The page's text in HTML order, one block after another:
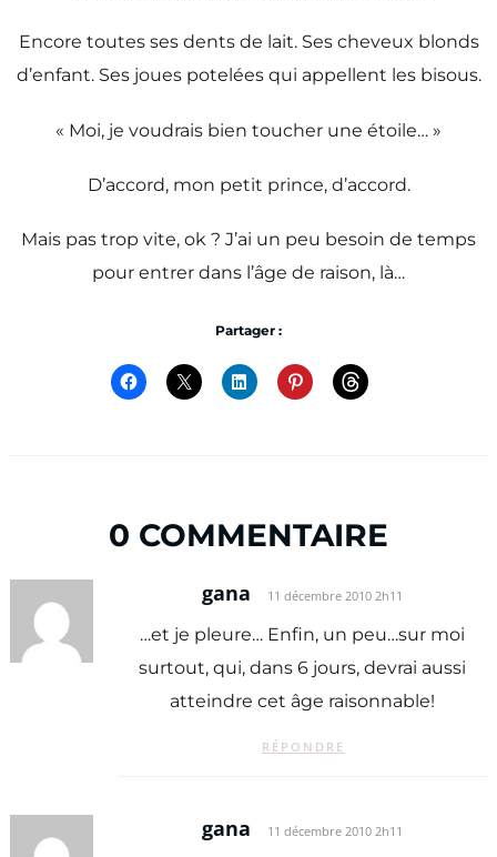
Encore toutes ses dents de lait. Ses cheveux blonds
d’enfant. Ses joues potelées qui appellent les bisous.
« Moi, je voudrais bien toucher une étoile… »
D’accord, mon petit prince, d’accord.
Mais pas trop vite, ok ? J’ai un peu besoin de temps
pour entrer dans l’âge de raison, là…
Partager :
0 COMMENTAIRE
gana 11 décembre 2010 2h11
…et je pleure… Enfin, un peu…sur moi
surtout, qui, dans 6 jours, devrai aussi
atteindre cet âge raisonnable!
RÉPONDRE
gana 11 décembre 2010 2h11